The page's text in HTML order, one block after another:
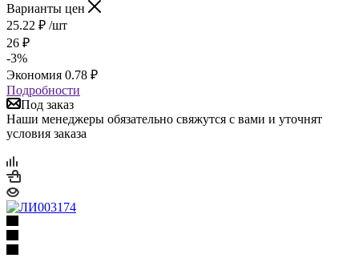
Варианты цен
25.22 ₽ /шт
26 ₽
-3%
Экономия 0.78 ₽
Подробности
Под заказ
Наши менеджеры обязательно свяжутся с вами и уточнят
условия заказа